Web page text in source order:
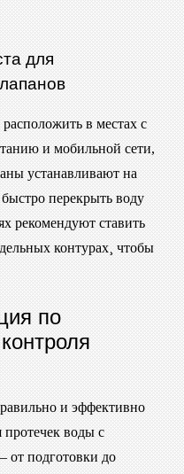
для
в местах с
и мобильной сети,
устанавливают на
перекрыть воду
рекомендуют ставить
контурах¸ чтобы
по
и эффективно
протечек воды с
от подготовки до